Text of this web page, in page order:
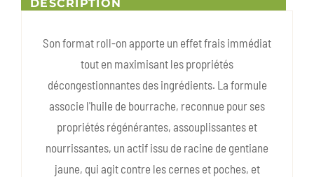
DESCRIPTION
Son format roll-on apporte un effet frais immédiat
tout en maximisant les propriétés
décongestionnantes des ingrédients. La formule
associe l'huile de bourrache, reconnue pour ses
propriétés régénérantes, assouplissantes et
nourrissantes, un actif issu de racine de gentiane
jaune, qui agit contre les cernes et poches, et